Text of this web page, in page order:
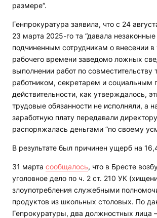
размере“.
Генпрокуратура заявила, что с 24
23 марта 2025-го та “давала незаконные
подчиненным сотрудникам о внесении в
рабочего времени заведомо ложных
выполнении работ по совместительству
работником, секретарем и социальным
действительности, как утверждалось,
трудовые обязанности не исполняли, а
заработную плату передавали
распоряжалась деньгами “по своему
В результате был причинен ущерб на
31 марта сообщалось, что в Бресте
уголовное дело по ч. 2 ст. 210 УК
злоупотребления служебными
продуктов из школьных столовых. По
Гепрокуратуры, два должностных